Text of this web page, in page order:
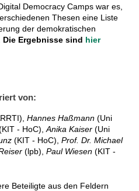
Democracy Camps war es,
Thesen eine Liste
der demokratischen
Die Ergebnisse sind hier
von:
Hannes Haßmann(Uni
- HoC), Anika Kaiser(Uni
(KIT - HoC), Prof. Dr. Michael
(lpb), Paul Wiesen(KIT -
Beteiligte aus den Feldern